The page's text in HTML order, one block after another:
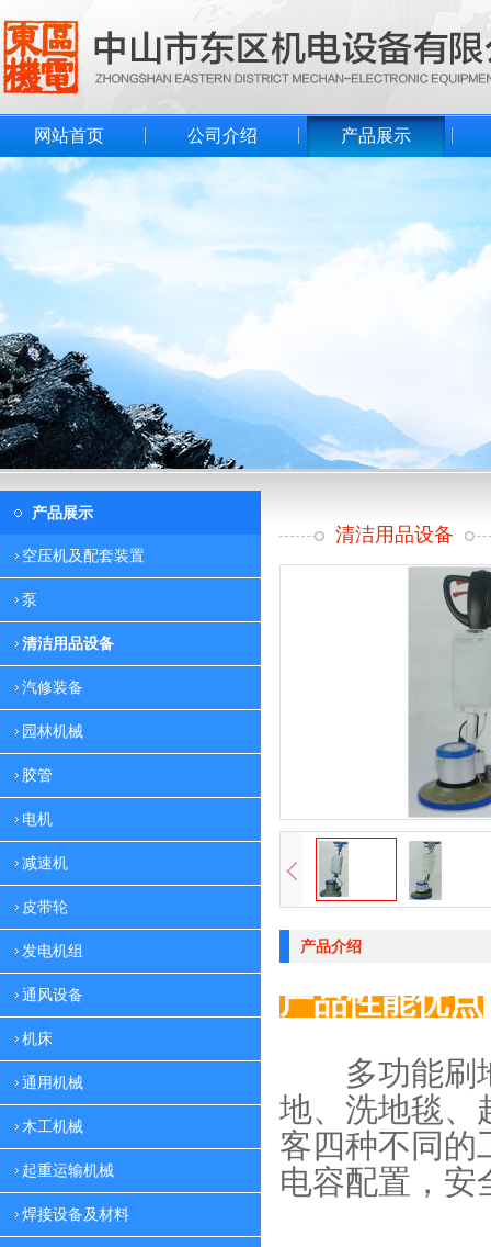
网站首页 公司介绍 产品展示
产品展示
空压机及配套装置
泵
清洁用品设备
汽修装备
园林机械
胶管
电机
减速机
皮带轮
发电机组
通风设备
机床
通用机械
木工机械
起重运输机械
焊接设备及材料
清洁用品设备
产品介绍
产品性能优点
多功能刷地
地、 洗地毯、
客四种不同的
电容配置， 安